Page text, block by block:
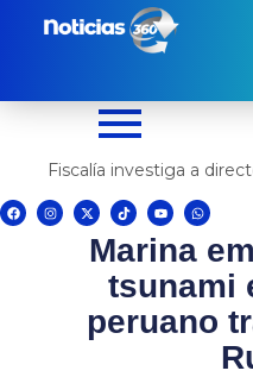
F
a
c
I
n
s
X
-
t
w
T
i
k
t
o
Y
o
u
t
e
W
h
a
s
p
p
Marina
tsunami
peruano